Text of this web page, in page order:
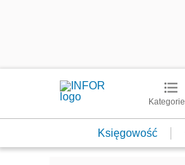
Kategorie
Księgowość